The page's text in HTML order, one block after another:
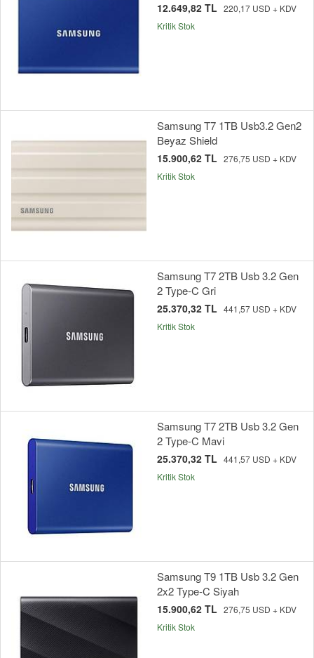
12.649,82 TL 220,17 USD + KDV
Kritik Stok
Samsung T7 1TB Usb3.2 Gen2
Beyaz Shield
15.900,62 TL 276,75 USD + KDV
Kritik Stok
Samsung T7 2TB Usb 3.2 Gen
2 Type-C Gri
25.370,32 TL 441,57 USD + KDV
Kritik Stok
Samsung T7 2TB Usb 3.2 Gen
2 Type-C Mavi
25.370,32 TL 441,57 USD + KDV
Kritik Stok
Samsung T9 1TB Usb 3.2 Gen
2x2 Type-C Siyah
15.900,62 TL 276,75 USD + KDV
Kritik Stok